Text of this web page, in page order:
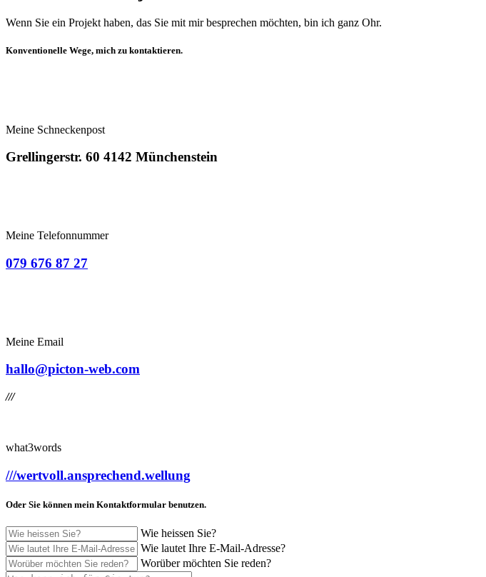
Wenn Sie ein Projekt haben, das Sie mit mir besprechen möchten, bin ich ganz Ohr.
Konventionelle Wege, mich zu kontaktieren.
Meine Schneckenpost
Grellingerstr. 60 4142 Münchenstein
Meine Telefonnummer
079 676 87 27
Meine Email
hallo@picton-web.com
///
what3words
///wertvoll.ansprechend.wellung
Oder Sie können mein Kontaktformular benutzen.
Wie heissen Sie?
Wie lautet Ihre E-Mail-Adresse?
Worüber möchten Sie reden?